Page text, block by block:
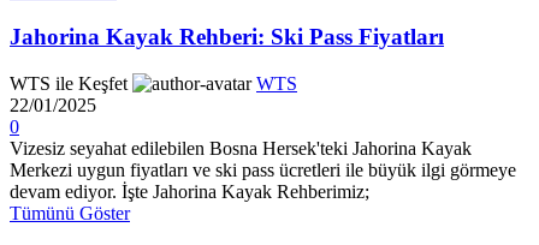
Jahorina Kayak Rehberi: Ski Pass Fiyatları
WTS ile Keşfet
WTS
22/01/2025
0
Vizesiz seyahat edilebilen Bosna Hersek'teki Jahorina Kayak
Merkezi uygun fiyatları ve ski pass ücretleri ile büyük ilgi görmeye
devam ediyor. İşte Jahorina Kayak Rehberimiz;
Tümünü Göster